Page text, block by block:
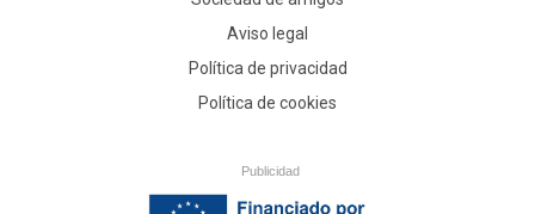
Aviso legal
Política de privacidad
Política de cookies
Publicidad